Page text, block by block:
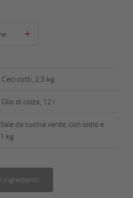
+
cotti, 2,5 kg
di colza, 12 l
Sale da cucina verde, con iodio e
kg
ingredienti